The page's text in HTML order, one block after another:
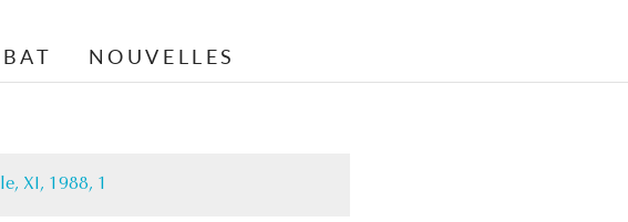
NOUVELLES
XI, 1988, 1